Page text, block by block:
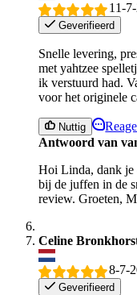
11-
Geverifieerd
Snelle levering,
met yahtzee
ik verstuurd had.
voor het originele
Nuttig
Antwoord van
Hoi Linda, dank je
bij de juffen in de
review. Groeten,
Celine
8-7-
Geverifieerd